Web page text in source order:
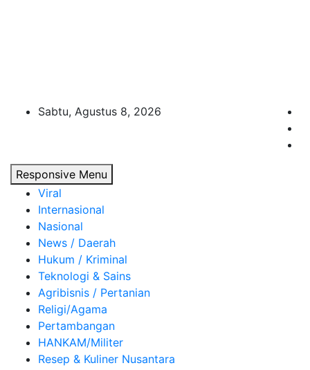
Sabtu, Agustus 8, 2026
Responsive Menu
Viral
Internasional
Nasional
News / Daerah
Hukum / Kriminal
Teknologi & Sains
Agribisnis / Pertanian
Religi/Agama
Pertambangan
HANKAM/Militer
Resep & Kuliner Nusantara